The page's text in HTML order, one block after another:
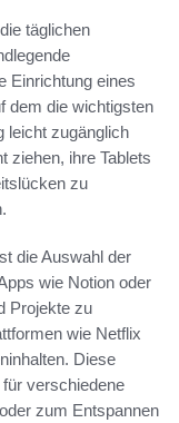
täglichen
Einrichtung eines
dem die wichtigsten
leicht zugänglich
ziehen, ihre Tablets
zu
die Auswahl der
wie Notion oder
Projekte zu
wie Netflix
Diese
verschiedene
zum Entspannen